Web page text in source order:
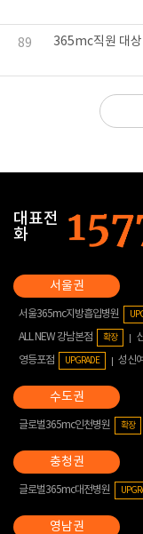
89 365mc직원 대상
대표전
화
서울365mc지방흡입병원
ALL NEW 강남본점 확장
영등포점
UPGRADE 성신
글로벌365mc인천병원 확장
글로벌365mc대전병원